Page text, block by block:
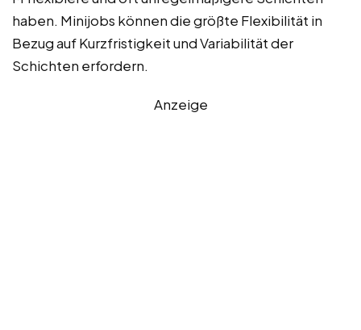
haben. Minijobs können die größte Flexibilität in
Bezug auf Kurzfristigkeit und Variabilität der
Schichten erfordern.
Anzeige